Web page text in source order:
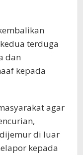
terduga
dan
kepada
agar
di luar
kepada